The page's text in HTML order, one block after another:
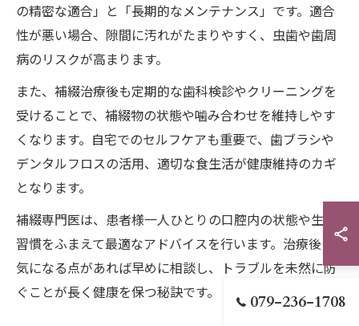
の精密な適合」と「長期的なメンテナンス」です。適合
性が悪い場合、隙間に汚れがたまりやすく、虫歯や歯周
病のリスクが高まります。
また、補綴治療後も定期的な歯科検診やクリーニングを
受けることで、補綴物の状態や噛み合わせを維持しやす
くなります。自宅でのセルフケアも重要で、歯ブラシや
デンタルフロスの活用、適切な食生活が健康維持のカギ
となります。
補綴専門医は、患者様一人ひとりの口腔内の状態や生活
習慣をふまえて最適なアドバイスを行います。治療後も
気になる点があれば早めに相談し、トラブルを未然に防
ぐことが長く健康を保つ秘訣です。
079-236-1708